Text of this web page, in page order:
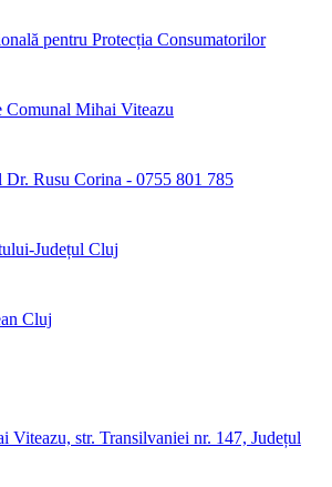
pentru Protecția Consumatorilor
Comunal Mihai Viteazu
Dr. Rusu Corina - 0755 801 785
Județul Cluj
Cluj
Viteazu, str. Transilvaniei nr. 147, Județul